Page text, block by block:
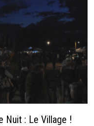
Nuit : Le Village !